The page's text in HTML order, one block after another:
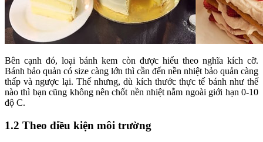
Bên cạnh đó, loại bánh kem còn được hiểu theo nghĩa kích cỡ.
Bánh bảo quản có size càng lớn thì cần đến nền nhiệt bảo quản càng
thấp và ngược lại. Thế nhưng, dù kích thước thực tế bánh như thế
nào thì bạn cũng không nên chốt nền nhiệt nằm ngoài giới hạn 0-10
độ C.
1.2 Theo điều kiện môi trường